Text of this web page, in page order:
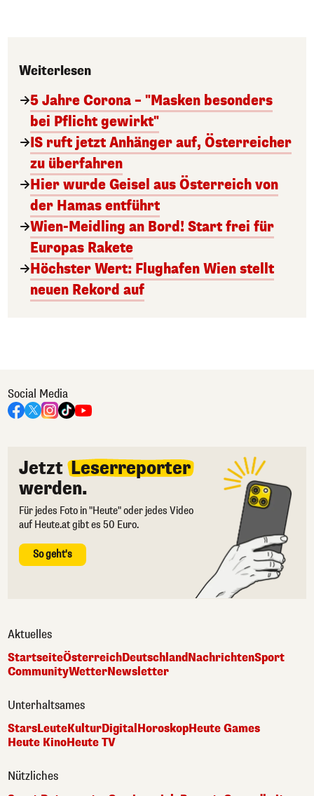
Weiterlesen
5 Jahre Corona – "Masken besonders
bei Pflicht gewirkt"
IS ruft jetzt Anhänger auf, Österreicher
zu überfahren
Hier wurde Geisel aus Österreich von
der Hamas entführt
Wien-Meidling an Bord! Start frei für
Europas Rakete
Höchster Wert: Flughafen Wien stellt
neuen Rekord auf
Social Media
Jetzt Leserreporter
werden.
Für jedes Foto in "Heute" oder jedes Video
auf Heute.at gibt es 50 Euro.
So geht's
Aktuelles
StartseiteÖsterreichDeutschlandNachrichtenSport
CommunityWetterNewsletter
Unterhaltsames
StarsLeuteKulturDigital HoroskopHeute Games
Heute KinoHeute TV
Nützliches